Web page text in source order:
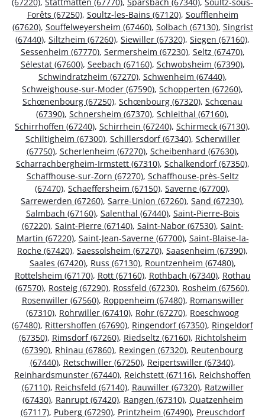
Forêts (67250), Soultz-les-Bains (67120), Soufflenheim
(67620), Souffelweyersheim (67460), Solbach (67130), Singrist
(67440), Siltzheim (67260), Siewiller (67320), Siegen (67160),
Sessenheim (67770), Sermersheim (67230), Seltz (67470),
Sélestat (67600), Seebach (67160), Schwobsheim (67390),
Schwindratzheim (67270), Schwenheim (67440),
Schweighouse-sur-Moder (67590), Schopperten (67260),
Schœnenbourg (67250), Schœnbourg (67320), Schœnau
(67390), Schnersheim (67370), Schleithal (67160),
Schirrhoffen (67240), Schirrhein (67240), Schirmeck (67130),
Schiltigheim (67300), Schillersdorf (67340), Scherwiller
(67750), Scherlenheim (67270), Scheibenhard (67630),
Scharrachbergheim-Irmstett (67310), Schalkendorf (67350),
Schaffhouse-sur-Zorn (67270), Schaffhouse-près-Seltz
(67470), Schaeffersheim (67150), Saverne (67700),
Sarrewerden (67260), Sarre-Union (67260), Sand (67230),
Salmbach (67160), Salenthal (67440), Saint-Pierre-Bois
(67220), Saint-Pierre (67140), Saint-Nabor (67530), Saint-
Martin (67220), Saint-Jean-Saverne (67700), Saint-Blaise-la-
Roche (67420), Saessolsheim (67270), Saasenheim (67390),
Saales (67420), Russ (67130), Rountzenheim (67480),
Rottelsheim (67170), Rott (67160), Rothbach (67340), Rothau
(67570), Rosteig (67290), Rossfeld (67230), Rosheim (67560),
Rosenwiller (67560), Roppenheim (67480), Romanswiller
(67310), Rohrwiller (67410), Rohr (67270), Roeschwoog
(67480), Rittershoffen (67690), Ringendorf (67350), Ringeldorf
(67350), Rimsdorf (67260), Riedseltz (67160), Richtolsheim
(67390), Rhinau (67860), Rexingen (67320), Reutenbourg
(67440), Retschwiller (67250), Reipertswiller (67340),
Reinhardsmunster (67440), Reichstett (67116), Reichshoffen
(67110), Reichsfeld (67140), Rauwiller (67320), Ratzwiller
(67430), Ranrupt (67420), Rangen (67310), Quatzenheim
(67117), Puberg (67290), Printzheim (67490), Preuschdorf